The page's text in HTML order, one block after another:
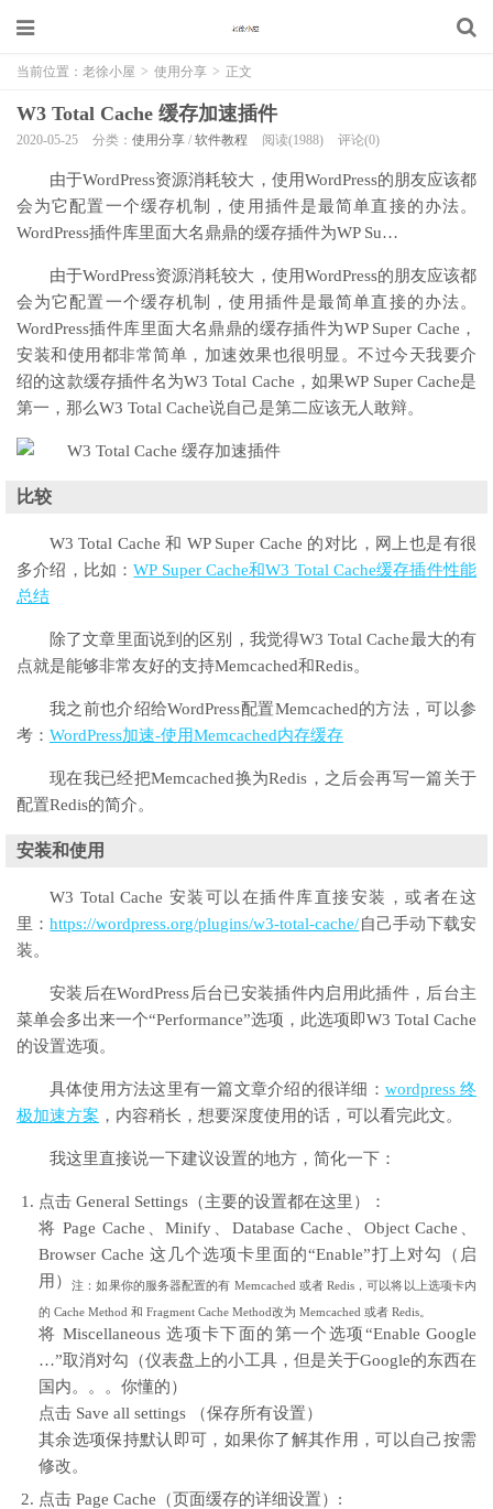
当前位置： 老徐小屋 > 使用分享 > 正文
W3 Total Cache 缓存加速插件
2020-05-25 分类： 使用分享 / 软件教程 阅读(1988) 评论(0)
由于WordPress资源消耗较大，使用WordPress的朋友应该都
会为它配置一个缓存机制，使用插件是最简单直接的办法。
WordPress插件库里面大名鼎鼎的缓存插件为WP Su…
由于WordPress资源消耗较大，使用WordPress的朋友应该都
会为它配置一个缓存机制，使用插件是最简单直接的办法。
WordPress插件库里面大名鼎鼎的缓存插件为WP Super Cache，
安装和使用都非常简单，加速效果也很明显。不过今天我要介
绍的这款缓存插件名为W3 Total Cache，如果WP Super Cache是
第一，那么W3 Total Cache说自己是第二应该无人敢辩。
比较
W3 Total Cache 和 WP Super Cache 的对比，网上也是有很
多介绍，比如：WP Super Cache和W3 Total Cache缓存插件性能
总结
除了文章里面说到的区别，我觉得W3 Total Cache最大的有
点就是能够非常友好的支持Memcached和Redis。
我之前也介绍给WordPress配置Memcached的方法，可以参
考： WordPress加速-使用Memcached内存缓存
现在我已经把Memcached换为Redis，之后会再写一篇关于
配置Redis的简介。
安装和使用
W3 Total Cache 安装可以在插件库直接安装，或者在这
里：https://wordpress.org/plugins/w3-total-cache/自己手动下载安
装。
安装后在WordPress后台已安装插件内启用此插件，后台主
菜单会多出来一个“Performance”选项，此选项即W3 Total Cache
的设置选项。
具体使用方法这里有一篇文章介绍的很详细： wordpress 终
极加速方案 ，内容稍长，想要深度使用的话，可以看完此文。
我这里直接说一下建议设置的地方，简化一下：
点击 General Settings（主要的设置都在这里）：
将 Page Cache、Minify、Database Cache、Object Cache、
Browser Cache 这几个选项卡里面的“Enable”打上对勾（启
用）注：如果你的服务器配置的有 Memcached 或者 Redis，可以将以上选项卡内
的 Cache Method 和 Fragment Cache Method改为 Memcached 或者 Redis。
将 Miscellaneous 选项卡下面的第一个选项“Enable Google
…”取消对勾（仪表盘上的小工具，但是关于Google的东西在
国内。。。你懂的）
点击 Save all settings （保存所有设置）
其余选项保持默认即可，如果你了解其作用，可以自己按需
修改。
点击 Page Cache（页面缓存的详细设置）: